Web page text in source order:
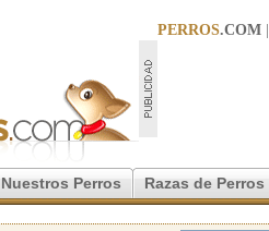
PERROS.COM
Nuestros Perros Razas de Perros